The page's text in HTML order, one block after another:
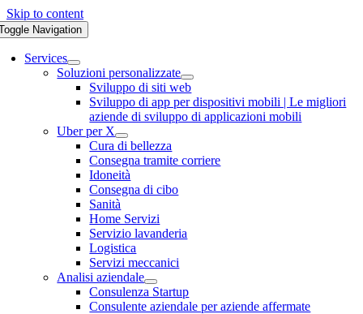
Skip to content
Navigation
Services
Soluzioni personalizzate
Sviluppo di siti web
Sviluppo di app per dispositivi mobili | Le migliori
aziende di sviluppo di applicazioni mobili
Uber per X
Cura di bellezza
Consegna tramite corriere
Idoneità
Consegna di cibo
Sanità
Home Servizi
Servizio lavanderia
Logistica
Servizi meccanici
Analisi aziendale
Consulenza Startup
Consulente aziendale per aziende affermate